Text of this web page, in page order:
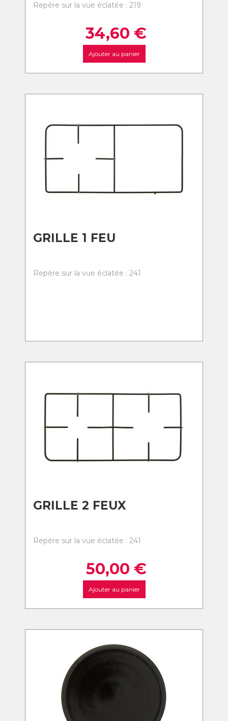
Repère sur la vue éclatée : 219
34,60 €
Ajouter au panier
GRILLE 1 FEU
Repère sur la vue éclatée : 241
GRILLE 2 FEUX
Repère sur la vue éclatée : 241
50,00 €
Ajouter au panier